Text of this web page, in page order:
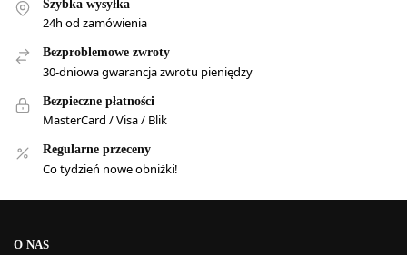
Szybka wysyłka
24h od zamówienia
Bezproblemowe zwroty
30-dniowa gwarancja zwrotu pieniędzy
Bezpieczne płatności
MasterCard / Visa / Blik
Regularne przeceny
Co tydzień nowe obniżki!
O NAS